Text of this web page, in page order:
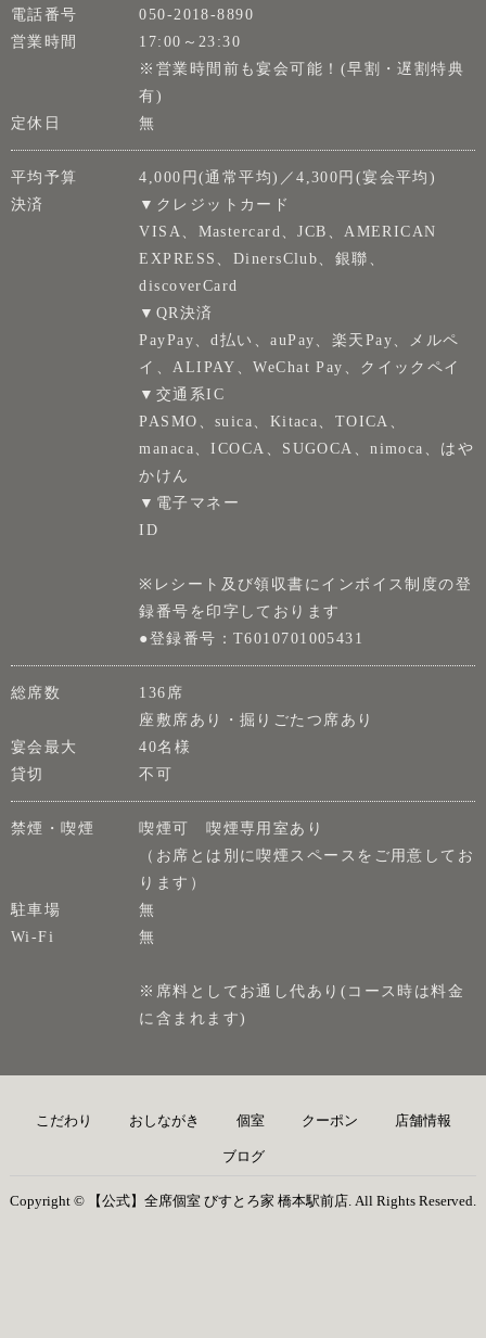
電話番号
050-2018-8890
営業時間
17:00～23:30
※営業時間前も宴会可能！(早割・遅割特典
有)
定休日
無
平均予算
4,000円(通常平均)／4,300円(宴会平均)
決済
▼クレジットカード
VISA、Mastercard、JCB、AMERICAN
EXPRESS、DinersClub、銀聯、
discoverCard
▼QR決済
PayPay、d払い、auPay、楽天Pay、メルペ
イ、ALIPAY、WeChat Pay、クイックペイ
▼交通系IC
PASMO、suica、Kitaca、TOICA、
manaca、ICOCA、SUGOCA、nimoca、はや
かけん
▼電子マネー
ID
※レシート及び領収書にインボイス制度の登
録番号を印字しております
●登録番号：T6010701005431
総席数
136席
座敷席あり・掘りごたつ席あり
宴会最大
40名様
貸切
不可
禁煙・喫煙
喫煙可 喫煙専用室あり
（お席とは別に喫煙スペースをご用意してお
ります）
駐車場
無
Wi-Fi
無
※席料としてお通し代あり(コース時は料金
に含まれます)
こだわり おしながき 個室 クーポン 店舗情報
ブログ
Copyright © 【公式】全席個室 びすとろ家 橋本駅前店. All Rights Reserved.